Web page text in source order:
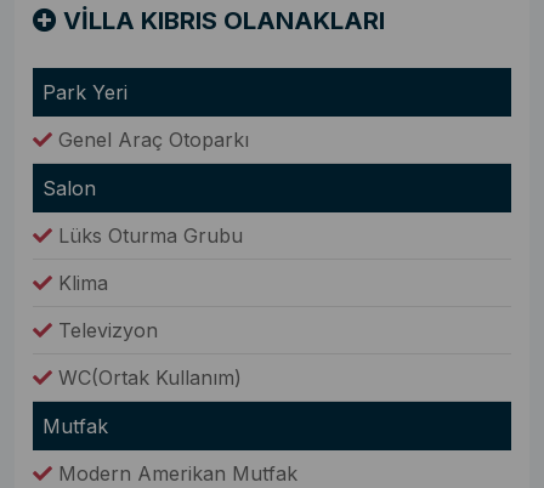
VİLLA KIBRIS OLANAKLARI
Park Yeri
Genel Araç Otoparkı
Salon
Lüks Oturma Grubu
Klima
Televizyon
WC(Ortak Kullanım)
Mutfak
Modern Amerikan Mutfak